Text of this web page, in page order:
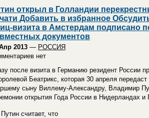
открыл в Голландии
Добавить в избранное
визита в Амстердам подписано
документов
2013 — РОССИЯ
нет
после визита в Германию резидент России
Беатрикс, которая 30 апреля
сыну Виллему-Александру, Владимир
открытия Года России в Нидерландах
Путин считает, что